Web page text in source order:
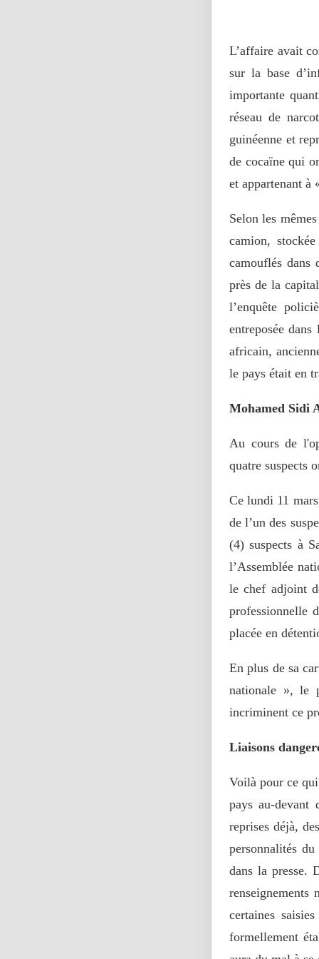
L’affaire avait
sur la base
importante
réseau de
guinéenne et
de cocaïne qui
et appartenant à
Selon les
camion,
camouflés dans
près de la
l’enquête
entreposée
africain,
le pays était en
Mohamed Sidi
Au cours de
quatre suspects
Ce lundi 11
de l’un des
(4) suspects à
l’Assemblée
le chef adjoint
professionnelle
placée en
En plus de sa
nationale », le
incriminent ce
Liaisons
Voilà pour ce
pays au-devant
reprises déjà,
personnalités
dans la presse.
renseignements
certaines
formellement